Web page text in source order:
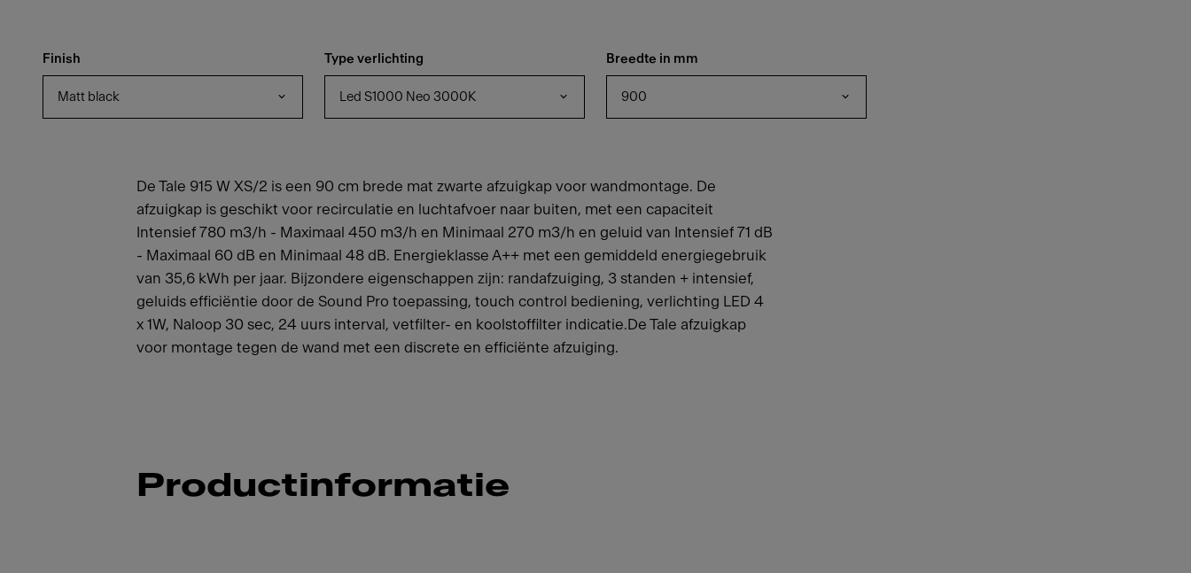
Finish
Matt black
Type verlichting
Led S1000 Neo 3000K
Breedte in mm
900
De Tale 915 W XS/2 is een 90 cm brede mat zwarte afzuigkap voor wandmontage. De
afzuigkap is geschikt voor recirculatie en luchtafvoer naar buiten, met een capaciteit
Intensief 780 m3/h - Maximaal 450 m3/h en Minimaal 270 m3/h en geluid van Intensief 71 dB
- Maximaal 60 dB en Minimaal 48 dB. Energieklasse A++ met een gemiddeld energiegebruik
van 35,6 kWh per jaar. Bijzondere eigenschappen zijn: randafzuiging, 3 standen + intensief,
geluids efficiëntie door de Sound Pro toepassing, touch control bediening, verlichting LED 4
x 1W, Naloop 30 sec, 24 uurs interval, vetfilter- en koolstoffilter indicatie.De Tale afzuigkap
voor montage tegen de wand met een discrete en efficiënte afzuiging.
Productinformatie